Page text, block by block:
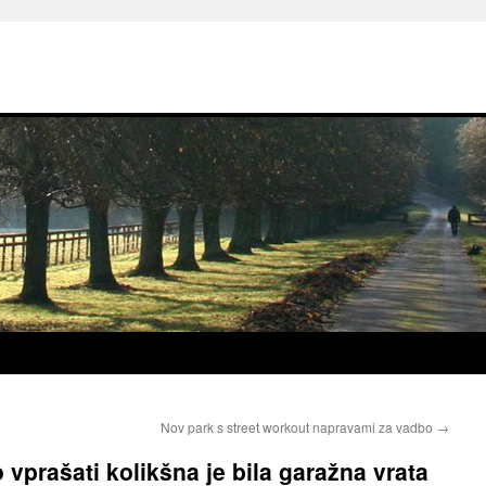
Nov park s street workout napravami za vadbo →
kolikšna je bila garažna vrata